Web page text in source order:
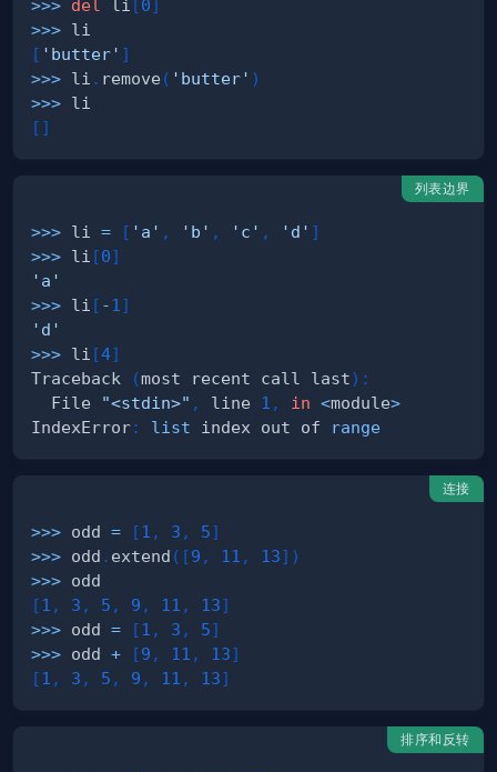
>>> del li [0]
>>>
[ 'butter' ]
>>> li . remove ( 'butter' )
>>>
[ ]
列表边界
>>> li = [ 'a' , 'b' , 'c' , 'd' ]
>>> li [0]
'a'
>>> li [ -1 ]
'd'
>>> li [4]
Traceback
(most recent call last) :
  File
"<stdin>" , line 1 , in <module>
IndexError: list index out of range
连接
>>> odd = [1 , 3 , 5]
>>> odd . extend ( [9 , 11 , 13] )
>>>
[1 , 3 , 5 , 9 , 11 , 13]
>>> odd = [1 , 3 , 5]
>>> odd + [9 , 11 , 13]
[1 , 3 , 5 , 9 , 11 , 13]
排序和反转